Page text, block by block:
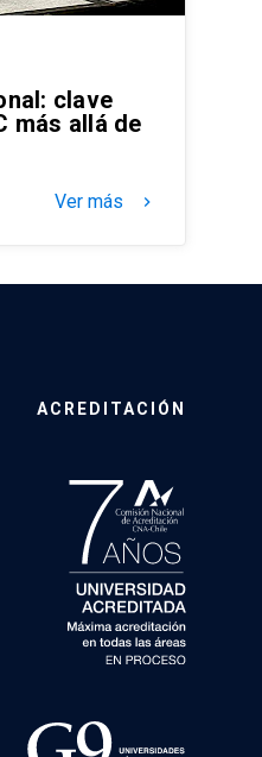
clave
más allá de
Ver más keyboard_arrow_right
ACREDITACIÓN